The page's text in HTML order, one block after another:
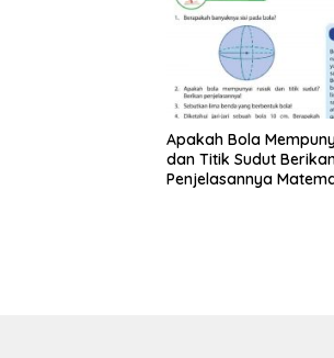
Apakah Bola
dan Titik Sudut
Penjelasannya